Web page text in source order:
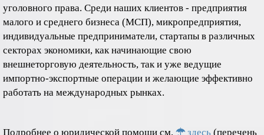
уголовного права. Среди наших клиентов - предприятия
малого и среднего бизнеса (МСП), микропредприятия,
индивидуальные предприниматели, стартапы в различных
секторах экономики, как начинающие свою
внешнеторговую деятельность, так и уже ведущие
импортно-экспортные операции и желающие эффективно
работать на международных рынках.
Подробнее о юридической помощи см. здесь (перечень